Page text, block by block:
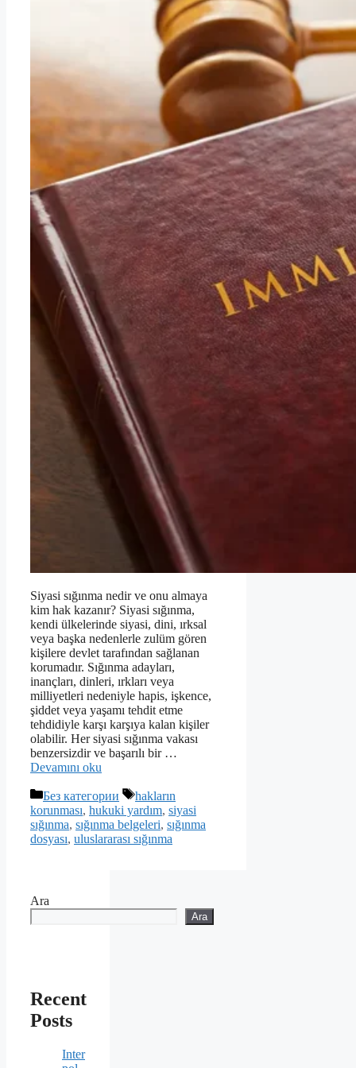
Siyasi sığınma nedir ve onu almaya
kim hak kazanır? Siyasi sığınma,
kendi ülkelerinde siyasi, dini, ırksal
veya başka nedenlerle zulüm gören
kişilere devlet tarafından sağlanan
korumadır. Sığınma adayları,
inançları, dinleri, ırkları veya
milliyetleri nedeniyle hapis, işkence,
şiddet veya yaşamı tehdit etme
tehdidiyle karşı karşıya kalan kişiler
olabilir. Her siyasi sığınma vakası
benzersizdir ve başarılı bir …
Devamını oku
Kategoriler
Без категории Etiketler
hakların
korunması, hukuki yardım, siyasi
sığınma, sığınma belgeleri, sığınma
dosyası, uluslararası sığınma
Ara
Ara
Recent
Posts
Inter